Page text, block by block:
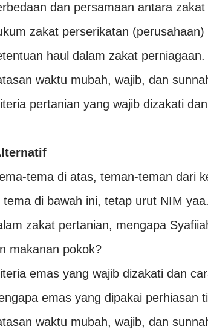
dan persamaan antara zakat
zakat perserikatan
haul dalam zakat perniagaan.
waktu mubah, wajib, dan
pertanian yang wajib dizakati
tema di atas, teman-teman dari
tema di bawah ini, tetap urut NIM
zakat pertanian, mengapa
makanan pokok?
emas yang wajib dizakati dan
emas yang dipakai perhiasan
waktu mubah, wajib, dan